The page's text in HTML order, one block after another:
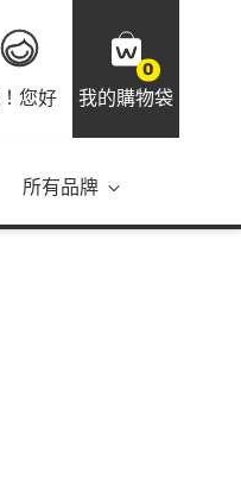
您好
0
我的購物袋
所有品牌